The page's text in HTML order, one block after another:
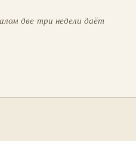
две-три недели даёт